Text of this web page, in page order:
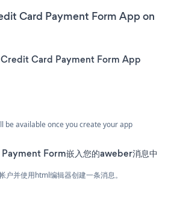
Card Payment Form App on
Card Payment Form App
be available once you create your app
Form嵌入您的aweber消息中
户并使用html编辑器创建一条消息。